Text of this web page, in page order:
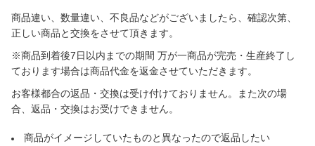
商品違い、数量違い、不良品などがございましたら、確認次第、
正しい商品と交換をさせて頂きます。
※商品到着後7日以内までの期間 万が一商品が完売・生産終了し
ております場合は商品代金を返金させていただきます。
お客様都合の返品・交換は受け付けておりません。また次の場
合、返品・交換はお受けできません。
商品がイメージしていたものと異なったので返品したい